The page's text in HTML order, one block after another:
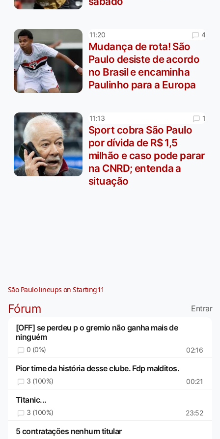
11:20 4
Mudança de rota! São
Paulo desiste de acordo
no Brasil e encaminha
Paulinho para a Europa
11:13 1
Sport cobra São Paulo
por dívida de R$ 1,5
milhão e caso pode parar
na CNRD; entenda a
situação
São Paulo lineups on Starting11
Fórum
Entrar
[OFF] se perdeu p o gremio não ganha mais de
ninguém
0 (0%) 02:16
Pior time da história desse clube. Fdp malditos.
3 (100%) 00:21
Titanic...
3 (100%) 23:52
5 contratações nenhum titular